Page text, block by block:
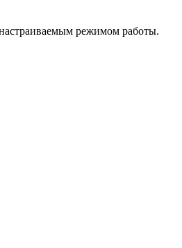
режимом работы.